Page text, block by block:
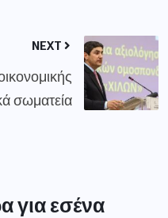
NEXT
σωματεία
για εσένα